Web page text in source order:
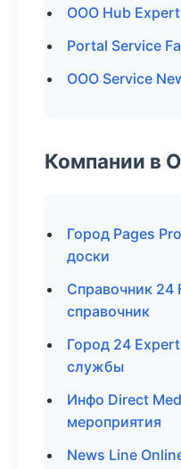
ООО Hub
Portal Service
ООО Service
Компании в
Город Pages
доски
Справочник
справочник
Город 24
службы
Инфо Direct
мероприятия
News Line